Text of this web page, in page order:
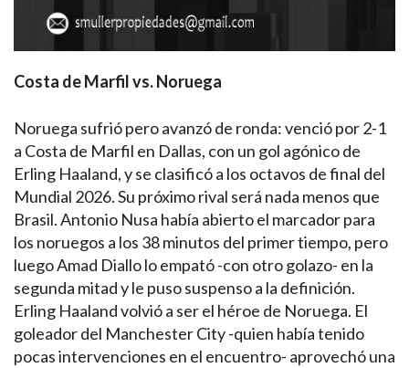
Costa de Marfil vs. Noruega
Noruega sufrió pero avanzó de ronda: venció por 2-1
a Costa de Marfil en Dallas, con un gol agónico de
Erling Haaland, y se clasificó a los octavos de final del
Mundial 2026. Su próximo rival será nada menos que
Brasil. Antonio Nusa había abierto el marcador para
los noruegos a los 38 minutos del primer tiempo, pero
luego Amad Diallo lo empató -con otro golazo- en la
segunda mitad y le puso suspenso a la definición.
Erling Haaland volvió a ser el héroe de Noruega. El
goleador del Manchester City -quien había tenido
pocas intervenciones en el encuentro- aprovechó una